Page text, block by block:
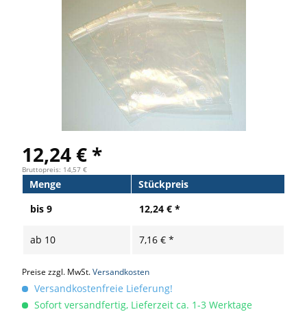
12,24 € *
Bruttopreis: 14,57 €
Menge
Stückpreis
bis 9 12,24 € *
ab 10 7,16 € *
Preise zzgl. MwSt.Versandkosten
Versandkostenfreie Lieferung!
Sofort versandfertig, Lieferzeit ca. 1-3 Werktage